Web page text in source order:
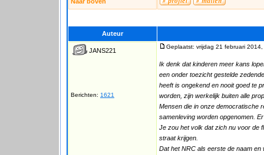
Auteur
JANS221
Berichten: 1621
Geplaatst: vrijdag 21 februari
Ik denk dat kinderen meer kans
een onder toezicht gestelde
heeft is ongekend en nooit goed te
worden, zijn werkelijk buiten alle
Mensen die in onze democratische
samenleving worden opgenomen.
Je zou het volk dat zich nu voor de
straat krijgen.
Dat het NRC als eerste de naam en